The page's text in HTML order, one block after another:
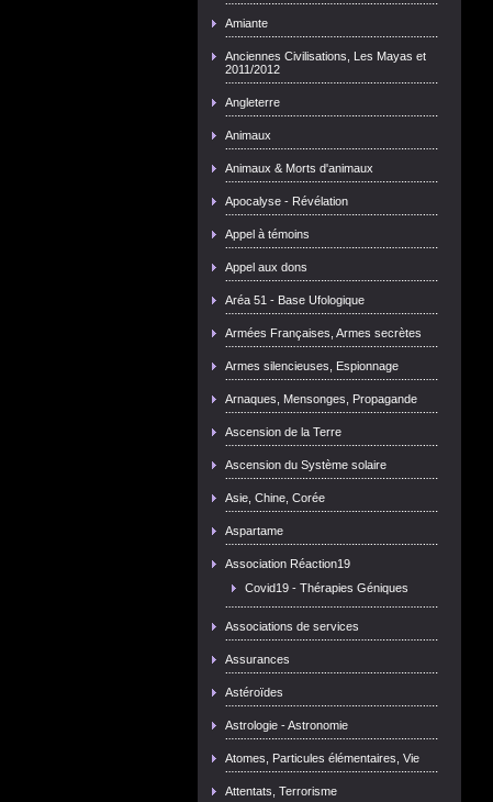
Amiante
Anciennes Civilisations, Les Mayas et
2011/2012
Angleterre
Animaux
Animaux & Morts d'animaux
Apocalyse - Révélation
Appel à témoins
Appel aux dons
Aréa 51 - Base Ufologique
Armées Françaises, Armes secrètes
Armes silencieuses, Espionnage
Arnaques, Mensonges, Propagande
Ascension de la Terre
Ascension du Système solaire
Asie, Chine, Corée
Aspartame
Association Réaction19
Covid19 - Thérapies Géniques
Associations de services
Assurances
Astéroïdes
Astrologie - Astronomie
Atomes, Particules élémentaires, Vie
Attentats, Terrorisme